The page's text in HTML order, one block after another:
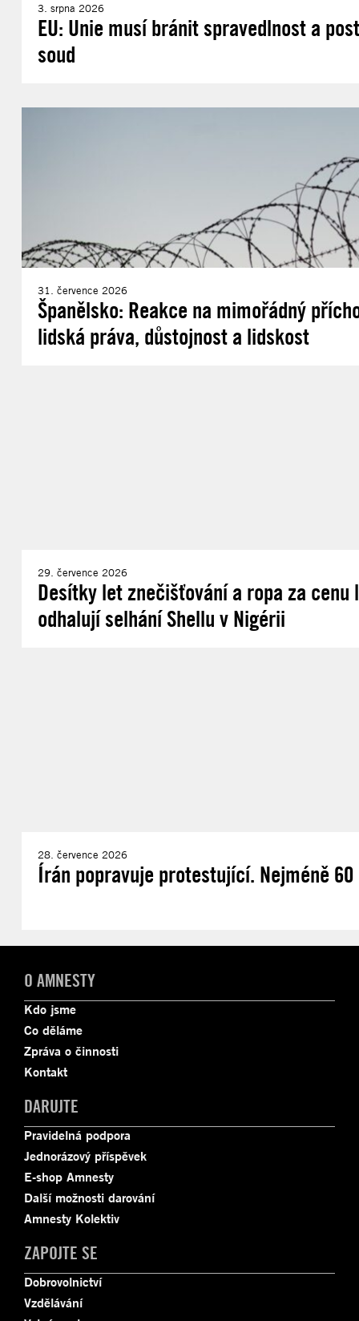
3. srpna 2026
EU: Unie musí bránit spravedlnost a
soud
31. července 2026
Španělsko: Reakce na mimořádný
lidská práva, důstojnost a lidskost
29. července 2026
Desítky let znečišťování a ropa za cenu
odhalují selhání Shellu v Nigérii
28. července 2026
Írán popravuje protestující. Nejméně
O AMNESTY
Kdo jsme
Co děláme
Zpráva o činnosti
Kontakt
DARUJTE
Pravidelná podpora
Jednorázový příspěvek
E-shop Amnesty
Další možnosti darování
Amnesty Kolektiv
ZAPOJTE SE
Dobrovolnictví
Vzdělávání